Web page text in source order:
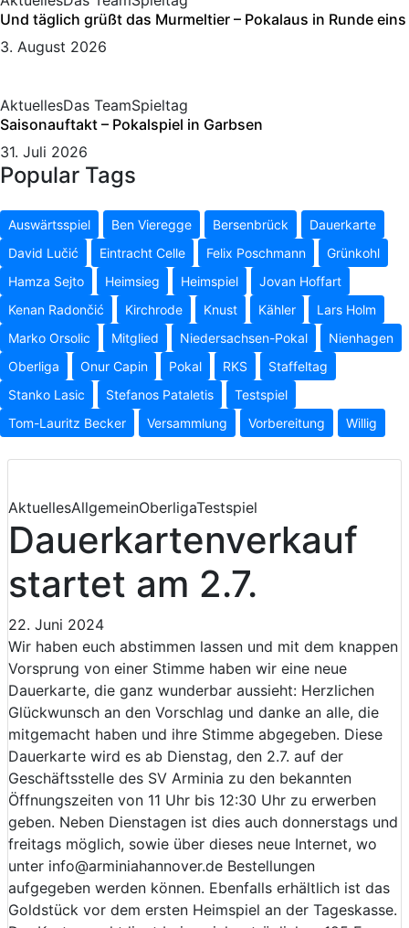
Und täglich grüßt das Murmeltier – Pokalaus in Runde eins
3. August 2026
AktuellesDas TeamSpieltag
Saisonauftakt – Pokalspiel in Garbsen
31. Juli 2026
Popular Tags
Auswärtsspiel Ben Vieregge Bersenbrück
Dauerkarte
David Lučić
Eintracht Celle Felix Poschmann
Grünkohl
Hamza Sejto
Heimsieg Heimspiel
Jovan Hoffart
Kenan Radončić
Kirchrode Knust Kähler
Lars Holm
Marko Orsolic
Mitglied Niedersachsen-Pokal
Nienhagen
Oberliga
Onur Capin Pokal RKS
Staffeltag
Stanko Lasic
Stefanos Pataletis
Testspiel
Tom-Lauritz Becker
Versammlung Vorbereitung Willig
AktuellesAllgemeinOberligaTestspiel
Dauerkartenverkauf
startet am 2.7.
22. Juni 2024
Wir haben euch abstimmen lassen und mit dem knappen
Vorsprung von einer Stimme haben wir eine neue
Dauerkarte, die ganz wunderbar aussieht: Herzlichen
Glückwunsch an den Vorschlag und danke an alle, die
mitgemacht haben und ihre Stimme abgegeben. Diese
Dauerkarte wird es ab Dienstag, den 2.7. auf der
Geschäftsstelle des SV Arminia zu den bekannten
Öffnungszeiten von 11 Uhr bis 12:30 Uhr zu erwerben
geben. Neben Dienstagen ist dies auch donnerstags und
freitags möglich, sowie über dieses neue Internet, wo
unter info@arminiahannover.de Bestellungen
aufgegeben werden können. Ebenfalls erhältlich ist das
Goldstück vor dem ersten Heimspiel an der Tageskasse.